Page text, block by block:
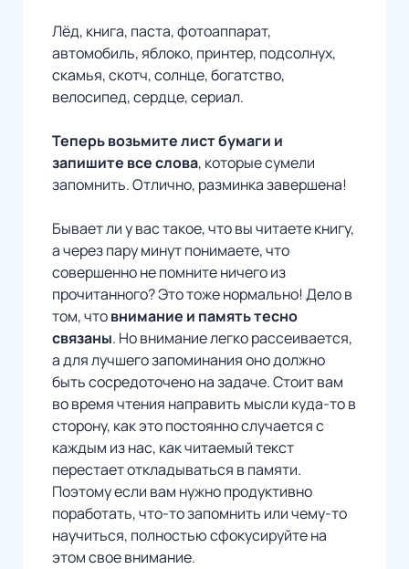
Лёд, книга, паста, фотоаппарат,
автомобиль, яблоко, принтер, подсолнух,
скамья, скотч, солнце, богатство,
велосипед, сердце, сериал.
Теперь возьмите лист бумаги и
запишите все слова, которые сумели
запомнить. Отлично, разминка завершена!
Бывает ли у вас такое, что вы читаете книгу,
а через пару минут понимаете, что
совершенно не помните ничего из
прочитанного? Это тоже нормально! Дело в
том, чтовнимание и память тесно
связаны. Но внимание легко рассеивается,
а для лучшего запоминания оно должно
быть сосредоточено на задаче. Стоит вам
во время чтения направить мысли куда-то в
сторону, как это постоянно случается с
каждым из нас, как читаемый текст
перестает откладываться в памяти.
Поэтому если вам нужно продуктивно
поработать, что-то запомнить или чему-то
научиться, полностью сфокусируйте на
этом свое внимание.